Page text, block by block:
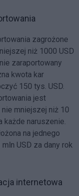
zagrożone
niż 1000 USD
zaraportowany
kwota kar
150 tys. USD.
jest
mniejszej niż 10
każde naruszenie.
na jednego
USD za dany rok
internetowa